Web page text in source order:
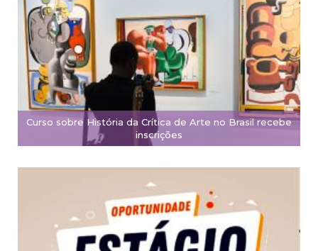
Curso sobre História da Crítica de Arte no Brasil recebe
inscrições